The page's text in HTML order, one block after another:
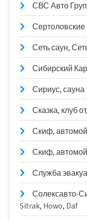
СВС Авто
Сертоловские
Сеть саун,
Сибирский
Сириус, сауна
Сказка, клуб
Скиф,
Скиф,
Служба
Солексавто-
Sitrak, Howo, Daf